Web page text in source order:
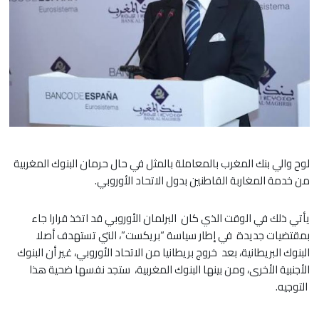
لوح والي بنك المغرب بالمعاملة بالمثل في حال حرمان البنوك المغربية
من خدمة المغاربة القاطنين بدول الاتحاد الأوروبي.
يأتي ذلك في الوقت الذي كان البرلمان الأوروبي قد اتخذ قرارا جاء
بمقتضيات جديدة في إطار سياسة “بريكست”، التي تستهدف أصلا
البنوك البريطانية، بعد خروج بريطانيا من الاتحاد الأوروبي، غير أن البنوك
الأجنبية الأخرى، ومن بينها البنوك المغربية، ستجد نفسها ضحية هذا
التوجيه.